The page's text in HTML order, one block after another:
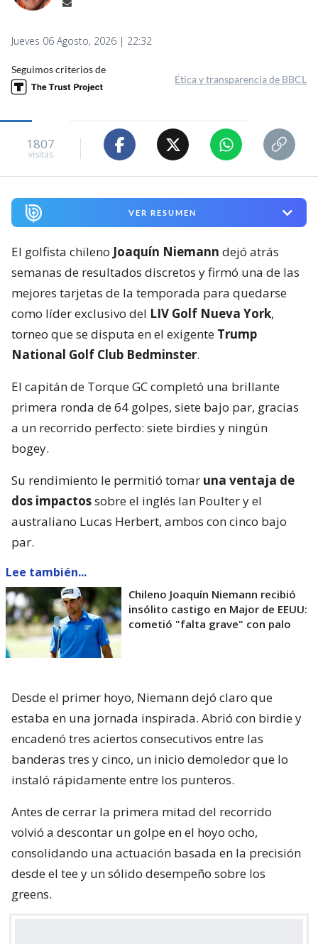
Jueves 06 Agosto, 2026 | 22:32
Seguimos criterios de
Ética y transparencia de BBCL
1807
visitas
VER RESUMEN
El golfista chileno Joaquín Niemann dejó atrás
semanas de resultados discretos y firmó una de las
mejores tarjetas de la temporada para quedarse
como líder exclusivo del LIV Golf Nueva York,
torneo que se disputa en el exigente Trump
National Golf Club Bedminster.
El capitán de Torque GC completó una brillante
primera ronda de 64 golpes, siete bajo par, gracias
a un recorrido perfecto: siete birdies y ningún
bogey.
Su rendimiento le permitió tomar una ventaja de
dos impactossobre el inglés Ian Poulter y el
australiano Lucas Herbert, ambos con cinco bajo
par.
Lee también...
Chileno Joaquín Niemann recibió
insólito castigo en Major de EEUU:
cometió "falta grave" con palo
Desde el primer hoyo, Niemann dejó claro que
estaba en una jornada inspirada. Abrió con birdie y
encadenó tres aciertos consecutivos entre las
banderas tres y cinco, un inicio demoledor que lo
instaló rápidamente entre los punteros.
Antes de cerrar la primera mitad del recorrido
volvió a descontar un golpe en el hoyo ocho,
consolidando una actuación basada en la precisión
desde el tee y un sólido desempeño sobre los
greens.